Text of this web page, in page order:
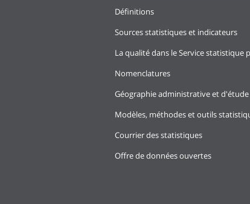
Définitions
Sources statistiques et indicateurs
La qualité dans le Service statistique
Nomenclatures
Géographie administrative et d'étude
Modèles, méthodes et outils
Courrier des statistiques
Offre de données ouvertes